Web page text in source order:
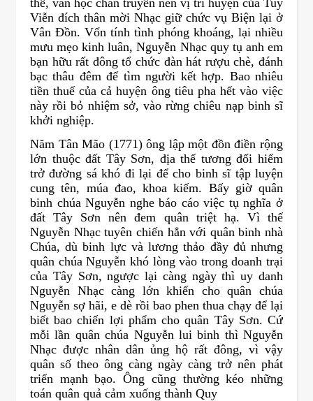
thế, văn học chân truyền nên vị tri huyện của Tuy
Viễn đích thân mời Nhạc giữ chức vụ Biện lại ở
Vân Đồn. Vốn tính tình phóng khoáng, lại nhiều
mưu mẹo kinh luân, Nguyễn Nhạc quy tụ anh em
bạn hữu rất đông tổ chức đàn hát rượu chè, đánh
bạc thâu đêm để tìm người kết hợp. Bao nhiêu
tiền thuế của cả huyện ông tiêu pha hết vào việc
này rồi bỏ nhiệm sở, vào rừng chiêu nạp binh sĩ
khởi nghiệp.
Năm Tân Mão (1771) ông lập một đồn điền rộng
lớn thuộc đất Tây Sơn, địa thế tương đối hiểm
trở đường sá khó đi lại để cho binh sĩ tập luyện
cung tên, múa đao, khoa kiếm. Bấy giờ quân
binh chúa Nguyễn nghe báo cáo việc tụ nghĩa ở
đất Tây Sơn nên đem quân triệt hạ. Vì thế
Nguyễn Nhạc tuyên chiến hẳn với quân binh nhà
Chúa, dù binh lực và lương thảo đầy đủ nhưng
quân chúa Nguyễn khó lòng vào trong doanh trại
của Tây Sơn, ngược lại càng ngày thì uy danh
Nguyễn Nhạc càng lớn khiến cho quân chúa
Nguyễn sợ hãi, e dè rồi bao phen thua chạy để lại
biết bao chiến lợi phẩm cho quân Tây Sơn. Cứ
mỗi lần quân chúa Nguyễn lui binh thì Nguyễn
Nhạc được nhân dân ủng hộ rất đông, vì vậy
quân số theo ông càng ngày càng trở nên phát
triển mạnh bạo. Ông cũng thường kéo những
toán quân quả cảm xuống thành Quy